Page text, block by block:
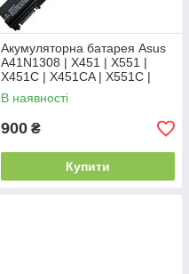
Акумуляторна батарея Asus
A41N1308 | X451 | X551 |
X451C | X451CA | X551C |
X551CA
В наявності
900 ₴
Купити